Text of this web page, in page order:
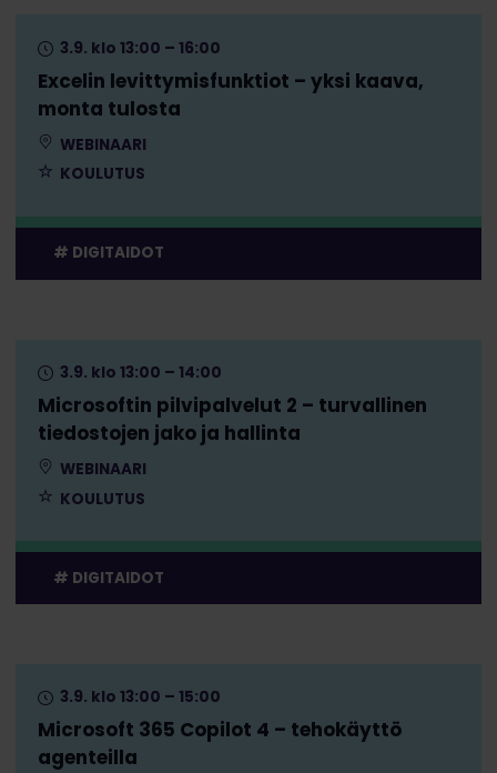
Excelin levittymisfunktiot – yksi kaava,
monta tulosta
3.9. klo 13:00 – 16:00
WEBINAARI
KOULUTUS
DIGITAIDOT
Microsoftin pilvipalvelut 2 – turvallinen
tiedostojen jako ja hallinta
3.9. klo 13:00 – 14:00
WEBINAARI
KOULUTUS
DIGITAIDOT
Microsoft 365 Copilot 4 – tehokäyttö
agenteilla
3.9. klo 13:00 – 15:00